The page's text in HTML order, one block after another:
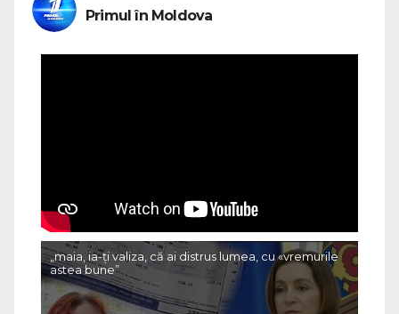
Primul în Moldova
„maia, ia-ți valiza, că ai distrus lumea, cu «vremurile
astea bune”